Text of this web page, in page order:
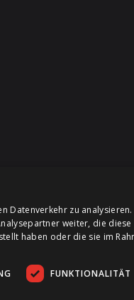
Datenverkehr zu analysieren.
weiter, die diese
haben oder die sie im
FUNKTIONALITÄT